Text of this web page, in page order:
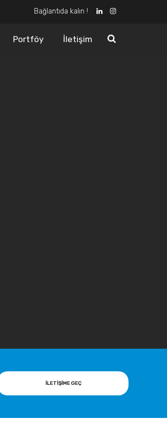
Bağlantıda kalın !
Portföy İletişim
İLETİŞİME GEÇ